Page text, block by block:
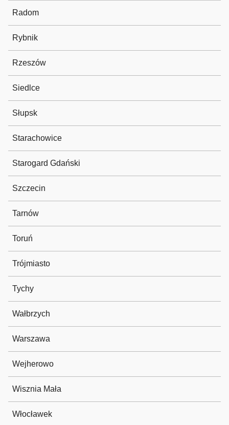
Radom
Rybnik
Rzeszów
Siedlce
Słupsk
Starachowice
Starogard Gdański
Szczecin
Tarnów
Toruń
Trójmiasto
Tychy
Wałbrzych
Warszawa
Wejherowo
Wisznia Mała
Włocławek